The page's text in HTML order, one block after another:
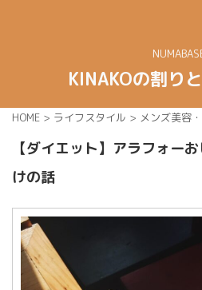
KINAKOの割り
HOME > ライフスタイル > メンズ美容
【ダイエット】アラフォー
けの話